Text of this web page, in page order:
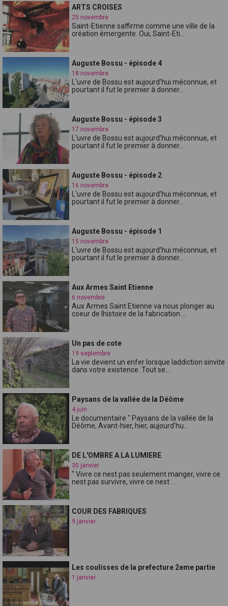
ARTS CROISES
25 novembre
Saint-Etienne saffirme comme une ville de la
création émergente. Oui, Saint-Eti...
Auguste Bossu - épisode 4
18 novembre
L'uvre de Bossu est aujourd'hui méconnue, et
pourtant il fut le premier à donner...
Auguste Bossu - épisode 3
17 novembre
L'uvre de Bossu est aujourd'hui méconnue, et
pourtant il fut le premier à donner...
Auguste Bossu - épisode 2
16 novembre
L'uvre de Bossu est aujourd'hui méconnue, et
pourtant il fut le premier à donner...
Auguste Bossu - épisode 1
15 novembre
L'uvre de Bossu est aujourd'hui méconnue, et
pourtant il fut le premier à donner...
Aux Armes Saint Etienne
6 novembre
Aux Armes Saint Etienne va nous plonger au
coeur de lhistoire de la fabrication ...
Un pas de cote
19 septembre
La vie devient un enfer lorsque laddiction sinvite
dans votre existence. Tout se...
Paysans de la vallée de la Déôme
4 juin
Le documentaire " Paysans de la vallée de la
Déôme, Avant-hier, hier, aujourd'hu...
DE L'OMBRE A LA LUMIERE
30 janvier
" Vivre ce nest pas seulement manger, vivre ce
nest pas survivre, vivre ce nest ...
COUR DES FABRIQUES
9 janvier
Les coulisses de la prefecture 2eme partie
1 janvier